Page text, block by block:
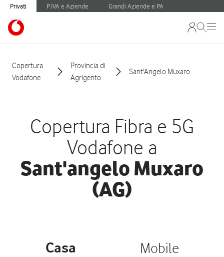
Privati P.IVA e Aziende Grandi Aziende e PA
Copertura
Vodafone
Provincia di
Agrigento
Sant'Angelo Muxaro
Copertura Fibra e 5G
Vodafone a
Sant'angelo Muxaro
(AG)
Casa Mobile